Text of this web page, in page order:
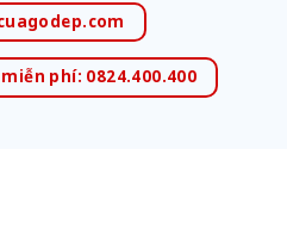
phí: 0824.400.400